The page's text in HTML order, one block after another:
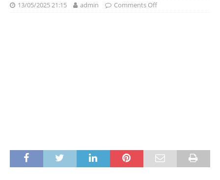
13/05/2025 21:15 admin Comments Off